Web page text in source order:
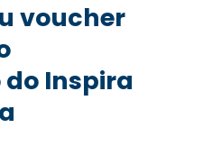
voucher
Inspira